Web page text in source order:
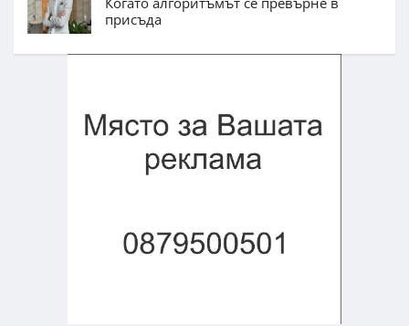
присъда